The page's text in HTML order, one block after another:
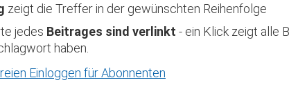
zeigt die Treffer in der gewünschten Reihenfolge
jedes Beitrages sind verlinkt - ein Klick zeigt alle
haben.
Einloggen für Abonnenten